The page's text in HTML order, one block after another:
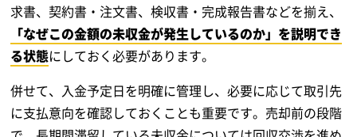
求書、契約書・注文書、検収書・完成報告書などを揃え、
「なぜこの金額の未収金が発生しているのか」を説明でき
る状態にしておく必要があります。
併せて、入金予定日を明確に管理し、必要に応じて取引先
に支払意向を確認しておくことも重要です。売却前の段階